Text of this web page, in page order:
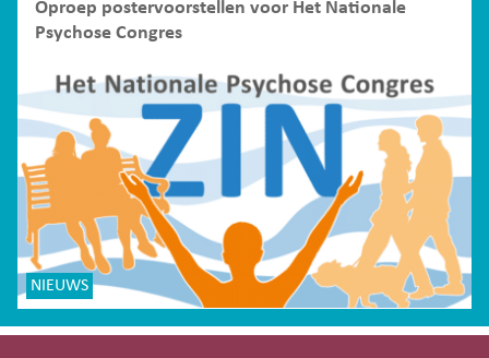
Oproep postervoorstellen voor Het Nationale
Psychose Congres
NIEUWS
Site-